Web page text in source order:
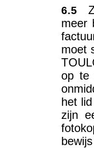
6.5
meer
moet
op te
het
zijn